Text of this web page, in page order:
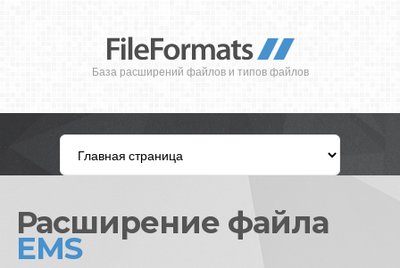
База расширений файлов и типов файлов
Расширение файла
EMS